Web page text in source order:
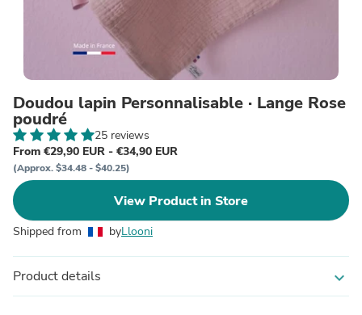
Doudou lapin Personnalisable · Lange Rose
poudré
25 reviews
From €29,90 EUR - €34,90 EUR
(Approx. $34.48 - $40.25)
View Product in Store
Shipped from byLlooni
Product details expand_more